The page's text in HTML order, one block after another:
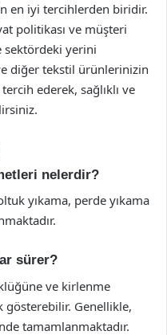
en iyi tercihlerden biridir.
politikası ve müşteri
yerini
ve diğer tekstil ürünlerinizin
tercih ederek, sağlıklı ve
nelerdir?
yıkama, perde yıkama
sürer?
ve kirlenme
gösterebilir. Genellikle,
tamamlanmaktadır.